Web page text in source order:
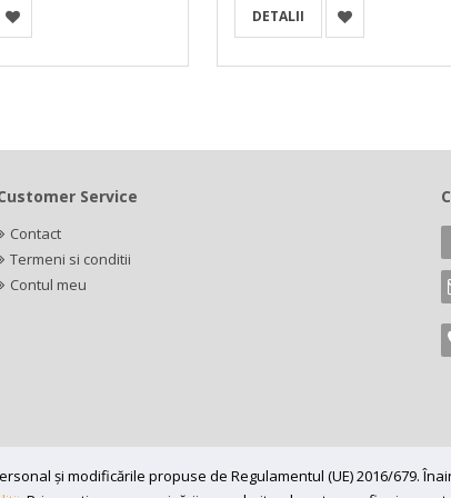
DETALII
și modificările propuse de Regulamentul (UE) 2016/679.
Service
Contact
Termeni si conditii
Contul meu